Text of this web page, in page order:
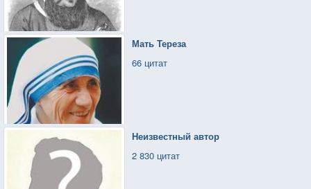
Мать Тереза
66 цитат
Неизвестный автор
2 830 цитат